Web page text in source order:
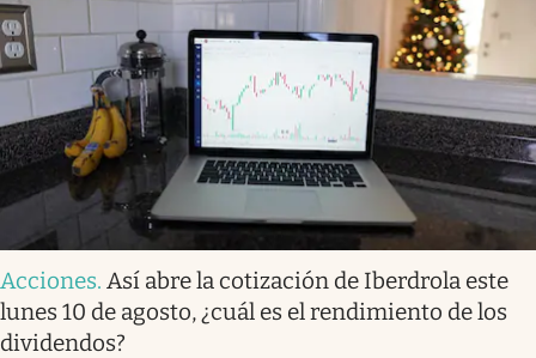
Acciones. Así abre la cotización de Iberdrola este
lunes 10 de agosto, ¿cuál es el rendimiento de los
dividendos?